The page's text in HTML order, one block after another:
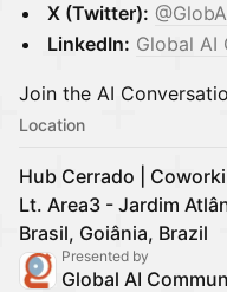
X (Twitter):
LinkedIn: Global AI
Join the AI
Location
Hub Cerrado |
Lt. Area3 - Jardim
Brasil, Goiânia, Brazil
Presented by
Global AI